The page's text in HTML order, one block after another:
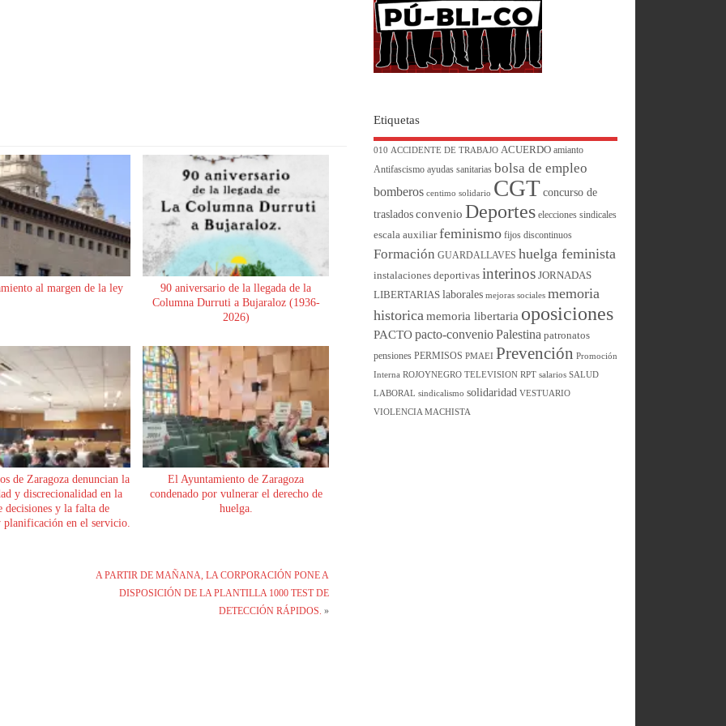
al margen de la ley
90 aniversario de la llegada de la
Columna Durruti a Bujaraloz (1936-
2026)
de Zaragoza denuncian la
y discrecionalidad en la
decisiones y la falta de
en el servicio.
El Ayuntamiento de Zaragoza
condenado por vulnerar el derecho de
huelga.
A PARTIR DE MAÑANA, LA CORPORACIÓN PONE A
DISPOSICIÓN DE LA PLANTILLA 1000 TEST DE
DETECCIÓN RÁPIDOS. »
Etiquetas
010 ACCIDENTE DE TRABAJO ACUERDO amianto
Antifascismo ayudas sanitarias bolsa de empleo
bomberos centimo solidario CGT concurso de
traslados convenio Deportes elecciones sindicales
escala auxiliar feminismo fijos discontinuos
Formación GUARDALLAVES huelga feminista
instalaciones deportivas interinos JORNADAS
LIBERTARIAS laborales mejoras sociales memoria
historica memoria libertaria oposiciones
PACTO pacto-convenio Palestina patronatos
pensiones PERMISOS PMAEI Prevención Promoción
Interna ROJOYNEGRO TELEVISION RPT salarios SALUD
LABORAL sindicalismo solidaridad VESTUARIO
VIOLENCIA MACHISTA